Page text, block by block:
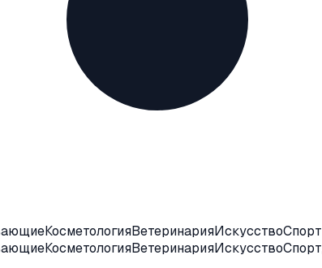
КосметологияВетеринарияИскусствоСпорт
КосметологияВетеринарияИскусствоСпорт